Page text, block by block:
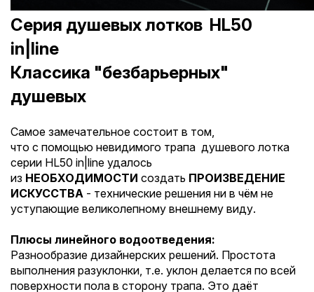
Серия душевых лотков HL50
in|line
Классика "безбарьерных"
душевых
Самое замечательное состоит в том,
что с помощью невидимого трапа душевого лотка
серии HL50 in|line удалось
из НЕОБХОДИМОСТИ создать ПРОИЗВЕДЕНИЕ
ИСКУССТВА - технические решения ни в чём не
уступающие великолепному внешнему виду.
Плюсы линейного водоотведения:
Разнообразие дизайнерских решений. Простота
выполнения разуклонки, т.е. уклон делается по всей
поверхности пола в сторону трапа. Это даёт